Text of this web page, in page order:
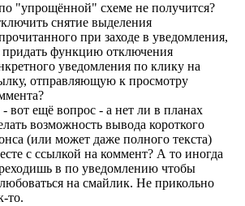
"упрощённой" схеме не получится?
снятие выделения
при заходе в уведомления,
придать функцию отключения
уведомления по клику на
отправляющую к просмотру
- вот ещё вопрос - а нет ли в планах
возможность вывода короткого
(или может даже полного текста)
с ссылкой на коммент? А то иногда
в по уведомлению чтобы
на смайлик. Не прикольно
то.